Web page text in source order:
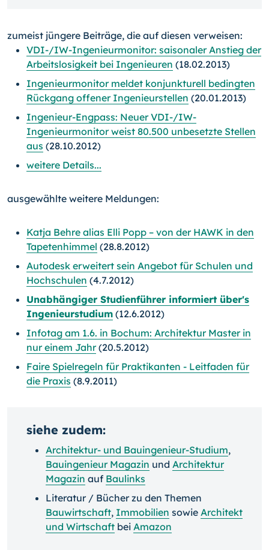
zumeist jüngere Beiträge, die auf diesen verweisen:
VDI-/IW-Ingenieurmonitor: saisonaler Anstieg der
Arbeitslosigkeit bei Ingenieuren (18.02.2013)
Ingenieurmonitor meldet konjunkturell bedingten
Rückgang offener Ingenieurstellen (20.01.2013)
Ingenieur-Engpass: Neuer VDI-/IW-
Ingenieurmonitor weist 80.500 unbesetzte Stellen
aus (28.10.2012)
weitere Details...
ausgewählte weitere Meldungen:
Katja Behre alias Elli Popp – von der HAWK in den
Tapetenhimmel (28.8.2012)
Autodesk erweitert sein Angebot für Schulen und
Hochschulen (4.7.2012)
Unabhängiger Studienführer informiert über's
Ingenieurstudium (12.6.2012)
Infotag am 1.6. in Bochum: Architektur Master in
nur einem Jahr(20.5.2012)
Faire Spielregeln für Praktikanten - Leitfaden für
die Praxis (8.9.2011)
siehe zudem:
Architektur- und Bauingenieur-Studium,
Bauingenieur Magazin und Architektur
Magazin auf Baulinks
Literatur / Bücher zu den Themen
Bauwirtschaft, Immobilien sowie Architekt
und Wirtschaft bei Amazon